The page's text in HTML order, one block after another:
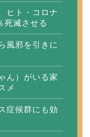
ヒト・コロナ
死滅させる
風邪を引きに
ん）がいる家
メ
症候群にも効